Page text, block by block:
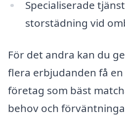
Specialiserade
storstädning vid
För det andra kan du
flera erbjudanden få
företag som bäst
behov och